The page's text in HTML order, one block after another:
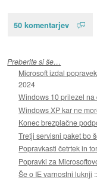
50 komentarjev
Preberite si še…
Microsoft izdal
2024
Windows 10 prilezel na
Windows XP kar ne
Konec brezplačne
Tretji servisni paket bo
Popravkasti četrtek in
Popravki za
Še o IE varnostni luknji